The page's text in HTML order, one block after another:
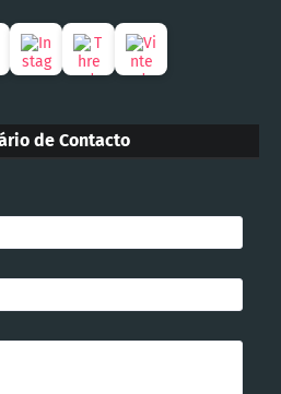
de Contacto